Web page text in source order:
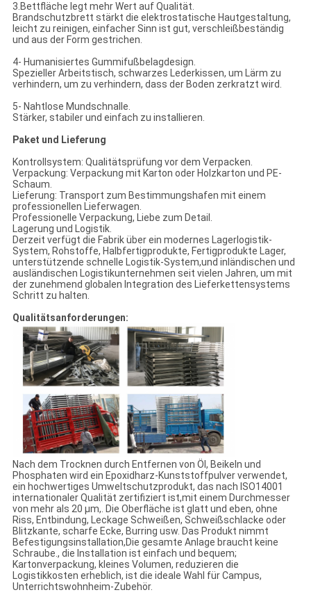
3.Bettfläche legt mehr Wert auf Qualität.
Brandschutzbrett stärkt die elektrostatische Hautgestaltung,
leicht zu reinigen, einfacher Sinn ist gut, verschleißbeständig
und aus der Form gestrichen.
4- Humanisiertes Gummifußbelagdesign.
Spezieller Arbeitstisch, schwarzes Lederkissen, um Lärm zu
verhindern, um zu verhindern, dass der Boden zerkratzt wird.
5- Nahtlose Mundschnalle.
Stärker, stabiler und einfach zu installieren.
Paket und Lieferung
Kontrollsystem: Qualitätsprüfung vor dem Verpacken.
Verpackung: Verpackung mit Karton oder Holzkarton und PE-
Schaum.
Lieferung: Transport zum Bestimmungshafen mit einem
professionellen Lieferwagen.
Professionelle Verpackung, Liebe zum Detail.
Lagerung und Logistik.
Derzeit verfügt die Fabrik über ein modernes Lagerlogistik-
System, Rohstoffe, Halbfertigprodukte, Fertigprodukte Lager,
unterstützende schnelle Logistik-System,und inländischen und
ausländischen Logistikunternehmen seit vielen Jahren, um mit
der zunehmend globalen Integration des Lieferkettensystems
Schritt zu halten.
Qualitätsanforderungen:
Nach dem Trocknen durch Entfernen von Öl, Beikeln und
Phosphaten wird ein Epoxidharz-Kunststoffpulver verwendet,
ein hochwertiges Umweltschutzprodukt, das nach ISO14001
internationaler Qualität zertifiziert ist,mit einem Durchmesser
von mehr als 20 μm,. Die Oberfläche ist glatt und eben, ohne
Riss, Entbindung, Leckage Schweißen, Schweißschlacke oder
Blitzkante, scharfe Ecke, Burring usw. Das Produkt nimmt
Befestigungsinstallation,Die gesamte Anlage braucht keine
Schraube., die Installation ist einfach und bequem;
Kartonverpackung, kleines Volumen, reduzieren die
Logistikkosten erheblich, ist die ideale Wahl für Campus,
Unterrichtswohnheim-Zubehör.